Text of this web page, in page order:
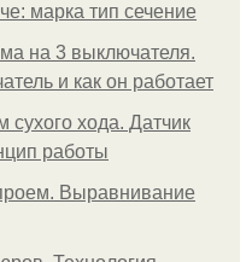
марка тип сечение
на 3 выключателя.
и как он работает
сухого хода. Датчик
работы
Выравнивание